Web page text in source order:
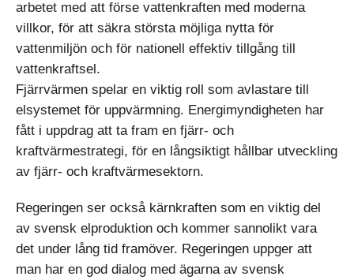
arbetet med att förse vattenkraften med moderna
villkor, för att säkra största möjliga nytta för
vattenmiljön och för nationell effektiv tillgång till
vattenkraftsel.
Fjärrvärmen spelar en viktig roll som avlastare till
elsystemet för uppvärmning. Energimyndigheten har
fått i uppdrag att ta fram en fjärr- och
kraftvärmestrategi, för en långsiktigt hållbar utveckling
av fjärr- och kraftvärmesektorn.
Regeringen ser också kärnkraften som en viktig del
av svensk elproduktion och kommer sannolikt vara
det under lång tid framöver. Regeringen uppger att
man har en god dialog med ägarna av svensk